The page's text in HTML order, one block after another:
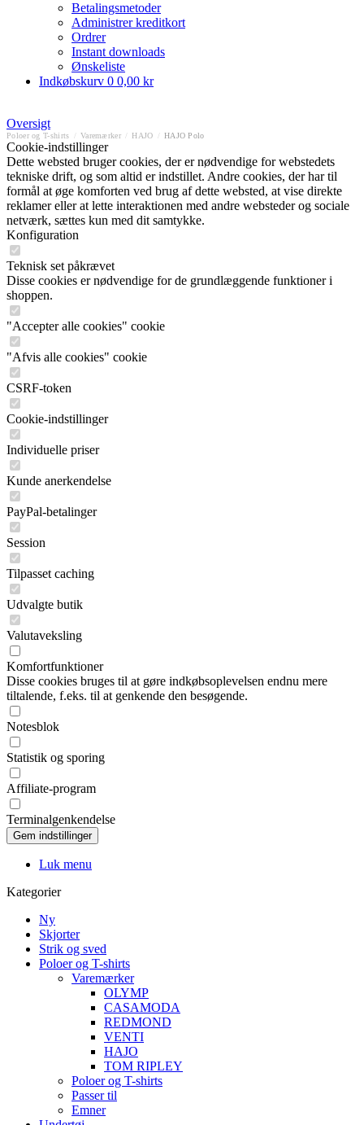
Betalingsmetoder
Administrer kreditkort
Ordrer
Instant downloads
Ønskeliste
Indkøbskurv 0 0,00 kr
Oversigt
Poloer og T-shirts Varemærker HAJO HAJO Polo
Cookie-indstillinger
Dette websted bruger cookies, der er nødvendige for webstedets
tekniske drift, og som altid er indstillet. Andre cookies, der har til
formål at øge komforten ved brug af dette websted, at vise direkte
reklamer eller at lette interaktionen med andre websteder og sociale
netværk, sættes kun med dit samtykke.
Konfiguration
Teknisk set påkrævet
Disse cookies er nødvendige for de grundlæggende funktioner i
shoppen.
"Accepter alle cookies" cookie
"Afvis alle cookies" cookie
CSRF-token
Cookie-indstillinger
Individuelle priser
Kunde anerkendelse
PayPal-betalinger
Session
Tilpasset caching
Udvalgte butik
Valutaveksling
Komfortfunktioner
Disse cookies bruges til at gøre indkøbsoplevelsen endnu mere
tiltalende, f.eks. til at genkende den besøgende.
Notesblok
Statistik og sporing
Affiliate-program
Terminalgenkendelse
Luk menu
Kategorier
Ny
Skjorter
Strik og sved
Poloer og T-shirts
Varemærker
OLYMP
CASAMODA
REDMOND
VENTI
HAJO
TOM RIPLEY
Poloer og T-shirts
Passer til
Emner